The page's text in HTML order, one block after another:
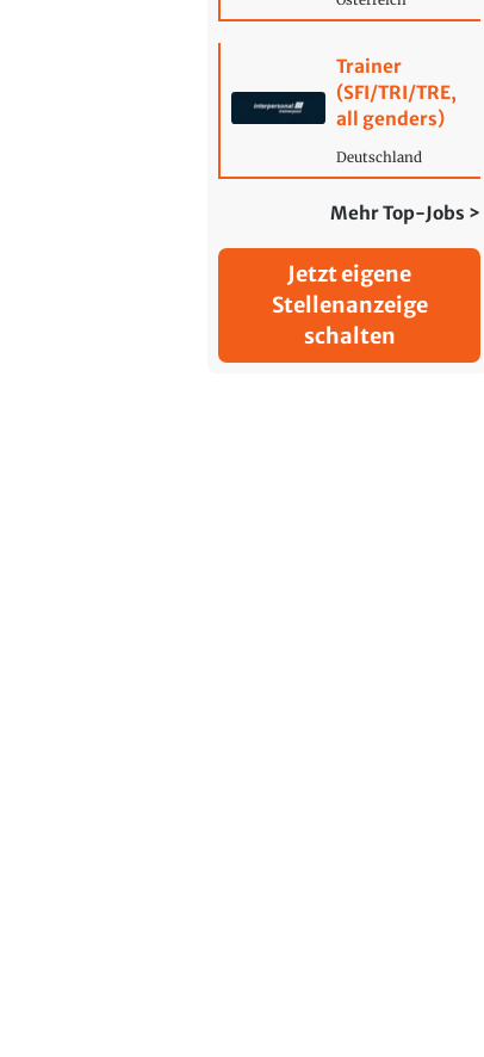
Trainer
(SFI/TRI/TRE,
all genders)
Deutschland
Mehr Top-Jobs >
Jetzt eigene
Stellenanzeige
schalten